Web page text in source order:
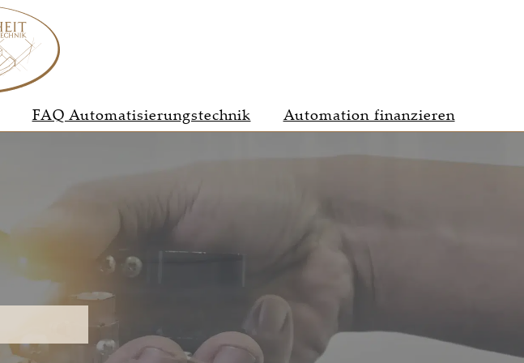
FAQ Automatisierungstechnik Automation finanzieren